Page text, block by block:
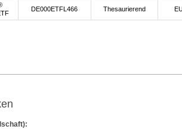
DE000ETFL466 Thesaurierend